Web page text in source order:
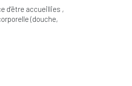
d’être accueillies ,
(douche,